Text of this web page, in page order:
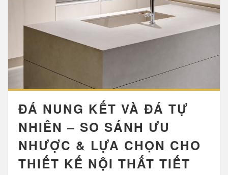
ĐÁ NUNG KẾT VÀ ĐÁ TỰ
NHIÊN – SO SÁNH ƯU
NHƯỢC & LỰA CHỌN CHO
THIẾT KẾ NỘI THẤT TIẾT